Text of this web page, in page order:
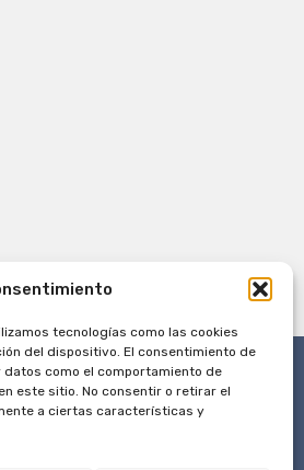
tecnologías como las cookies
del dispositivo. El consentimiento de
como el comportamiento de
este sitio. No consentir o retirar el
a ciertas características y